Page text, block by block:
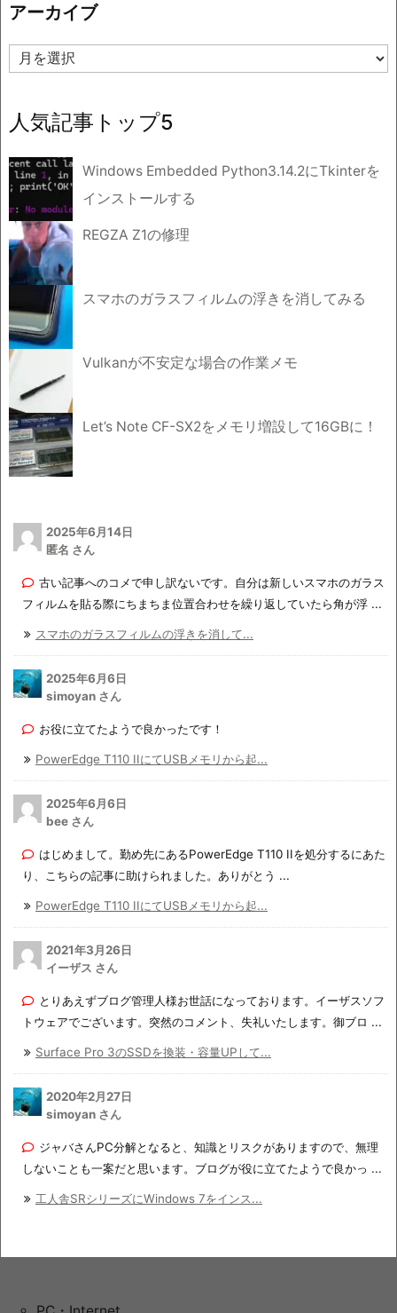
ー
アーカイブ
ア
ー
イ
ブ
人気記事トップ5
Windows Embedded Python3.14.2にTkinterを
インストールする
REGZA Z1の修理
スマホのガラスフィルムの浮きを消してみる
Vulkanが不安定な場合の作業メモ
Let’s Note CF-SX2をメモリ増設して16GBに！
2025年6月14日
匿名 さん
古い記事へのコメで申し訳ないです。自分は新しいスマホのガラス
フィルムを貼る際にちまちま位置合わせを繰り返していたら角が浮 ...
スマホのガラスフィルムの浮きを消して...
2025年6月6日
simoyan さん
お役に立てたようで良かったです！
PowerEdge T110 IIにてUSBメモリから起...
2025年6月6日
bee さん
はじめまして。勤め先にあるPowerEdge T110 IIを処分するにあた
り、こちらの記事に助けられました。ありがとう ...
PowerEdge T110 IIにてUSBメモリから起...
2021年3月26日
イーザス さん
とりあえずブログ管理人様お世話になっております。イーザスソフ
トウェアでございます。突然のコメント、失礼いたします。御ブロ ...
Surface Pro 3のSSDを換装・容量UPして...
2020年2月27日
simoyan さん
ジャバさんPC分解となると、知識とリスクがありますので、無理
しないことも一案だと思います。ブログが役に立てたようで良かっ ...
工人舎SRシリーズにWindows 7をインス...